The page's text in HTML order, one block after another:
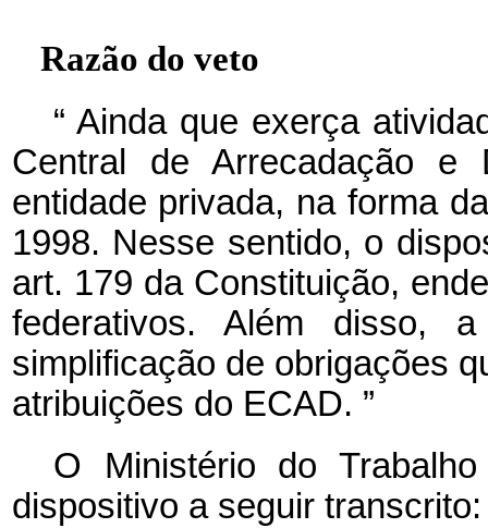
Razão do veto
“ Ainda que exerça
Central de Arrecadação e
entidade privada, na forma
1998. Nesse sentido, o
art. 179 da Constituição,
federativos. Além disso,
simplificação de obrigações
atribuições do ECAD. ”
O Ministério do
dispositivo a seguir transcrito: